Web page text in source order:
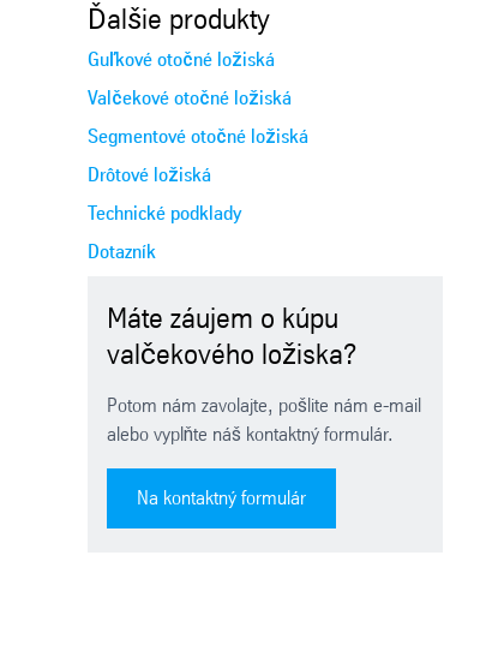
Ďalšie produkty
Guľkové otočné ložiská
Valčekové otočné ložiská
Segmentové otočné ložiská
Drôtové ložiská
Technické podklady
Dotazník
Máte záujem o kúpu
valčekového ložiska?
Potom nám zavolajte, pošlite nám e-mail
alebo vyplňte náš kontaktný formulár.
Na kontaktný formulár